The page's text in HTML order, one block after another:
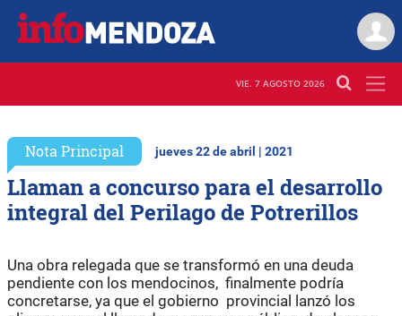
VIE. 7 AGOSTO 2026
Nota Principal jueves 22 de abril | 2021
Llaman a concurso para el desarrollo
integral del Perilago de Potrerillos
Una obra relegada que se transformó en una deuda
pendiente con los mendocinos, finalmente podría
concretarse, ya que el gobierno provincial lanzó los